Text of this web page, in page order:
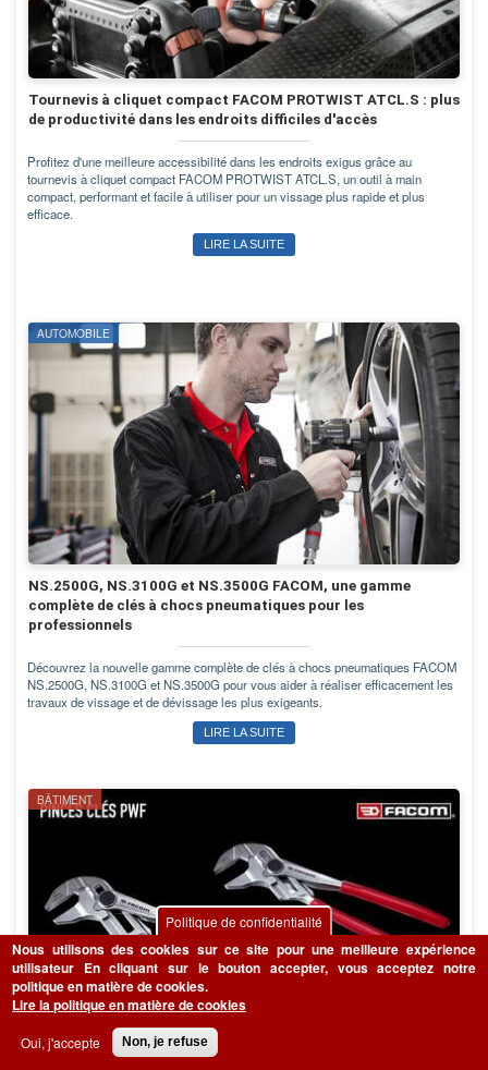
Tournevis à cliquet compact FACOM PROTWIST ATCL.S : plus
de productivité dans les endroits difficiles d'accès
Profitez d'une meilleure accessibilité dans les endroits exigus grâce au
tournevis à cliquet compact FACOM PROTWIST ATCL.S, un outil à main
compact, performant et facile à utiliser pour un vissage plus rapide et plus
efficace.
LIRE LA SUITE
AUTOMOBILE
NS.2500G, NS.3100G et NS.3500G FACOM, une gamme
complète de clés à chocs pneumatiques pour les
professionnels
Découvrez la nouvelle gamme complète de clés à chocs pneumatiques FACOM
NS.2500G, NS.3100G et NS.3500G pour vous aider à réaliser efficacement les
travaux de vissage et de dévissage les plus exigeants.
LIRE LA SUITE
BÂTIMENT
Nouvelle gamme de pinces clés FACOM PWF250CPE et
Politique de confidentialité
Nous utilisons des cookies sur ce site pour une meilleure expérience
utilisateur En cliquant sur le bouton accepter, vous acceptez notre
politique en matière de cookies.
Lire la politique en matière de cookies
Oui, j'accepte Non, je refuse